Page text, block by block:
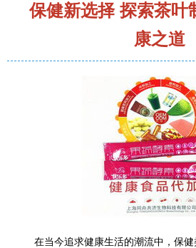
保健新选择 探索茶叶
康之道
在当今追求健康生活的潮流中，保